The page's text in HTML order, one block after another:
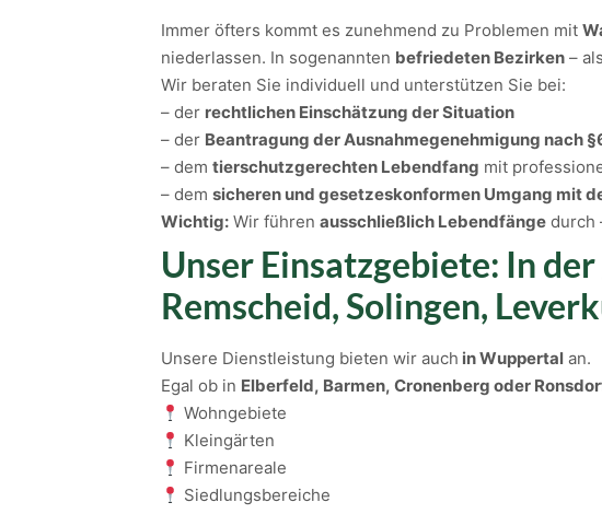
Immer öfters kommt es zunehmend zu Problemen mit
niederlassen. In sogenannten befriedeten Bezirken –
Wir beraten Sie individuell und unterstützen Sie bei:
– der rechtlichen Einschätzung der Situation
– der Beantragung der Ausnahmegenehmigung nach
– dem tierschutzgerechten Lebendfang mit
– dem sicheren und gesetzeskonformen Umgang mit
Wichtig: Wir führen ausschließlich Lebendfänge durch
Unser Einsatzgebiete: In
Remscheid, Solingen,
Unsere Dienstleistung bieten wir auch in Wuppertal an.
Egal ob in Elberfeld, Barmen, Cronenberg oder
Wohngebiete
Kleingärten
Firmenareale
Siedlungsbereiche